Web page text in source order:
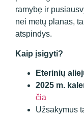
ramybę ir
nei metų planas,
atspindys.
Kaip įsigyti?
Eterinių
2025 m.
čia
Užsakymus